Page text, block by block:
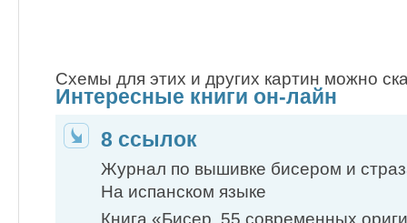
Схемы для этих и других картин можно
Интересные книги он-лайн
8 ссылок
Журнал по вышивке бисером и
На испанском языке